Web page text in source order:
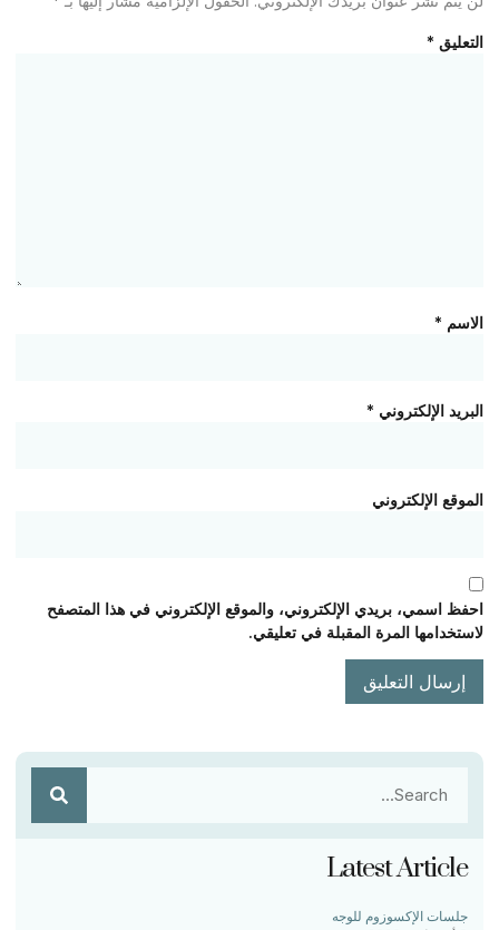
التعليق *
الاسم *
البريد الإلكتروني *
الموقع الإلكتروني
احفظ اسمي، بريدي الإلكتروني، والموقع الإلكتروني في هذا المتصفح
لاستخدامها المرة المقبلة في تعليقي.
Latest Article
جلسات الإكسوزوم للوجه